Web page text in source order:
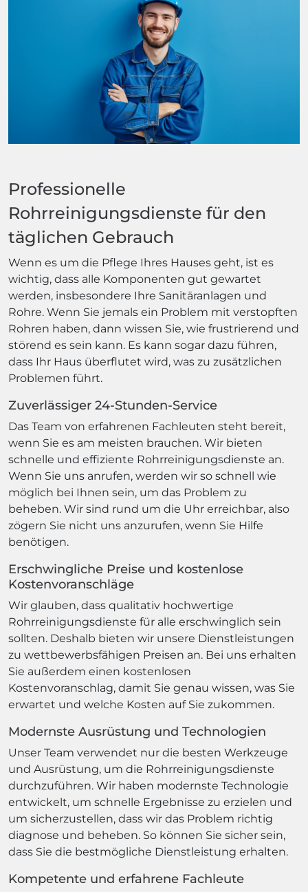
Professionelle
Rohrreinigungsdienste für den
täglichen Gebrauch
Wenn es um die Pflege Ihres Hauses geht, ist es
wichtig, dass alle Komponenten gut gewartet
werden, insbesondere Ihre Sanitäranlagen und
Rohre. Wenn Sie jemals ein Problem mit verstopften
Rohren haben, dann wissen Sie, wie frustrierend und
störend es sein kann. Es kann sogar dazu führen,
dass Ihr Haus überflutet wird, was zu zusätzlichen
Problemen führt.
Zuverlässiger 24-Stunden-Service
Das Team von erfahrenen Fachleuten steht bereit,
wenn Sie es am meisten brauchen. Wir bieten
schnelle und effiziente Rohrreinigungsdienste an.
Wenn Sie uns anrufen, werden wir so schnell wie
möglich bei Ihnen sein, um das Problem zu
beheben. Wir sind rund um die Uhr erreichbar, also
zögern Sie nicht uns anzurufen, wenn Sie Hilfe
benötigen.
Erschwingliche Preise und kostenlose
Kostenvoranschläge
Wir glauben, dass qualitativ hochwertige
Rohrreinigungsdienste für alle erschwinglich sein
sollten. Deshalb bieten wir unsere Dienstleistungen
zu wettbewerbsfähigen Preisen an. Bei uns erhalten
Sie außerdem einen kostenlosen
Kostenvoranschlag, damit Sie genau wissen, was Sie
erwartet und welche Kosten auf Sie zukommen.
Modernste Ausrüstung und Technologien
Unser Team verwendet nur die besten Werkzeuge
und Ausrüstung, um die Rohrreinigungsdienste
durchzuführen. Wir haben modernste Technologie
entwickelt, um schnelle Ergebnisse zu erzielen und
um sicherzustellen, dass wir das Problem richtig
diagnose und beheben. So können Sie sicher sein,
dass Sie die bestmögliche Dienstleistung erhalten.
Kompetente und erfahrene Fachleute